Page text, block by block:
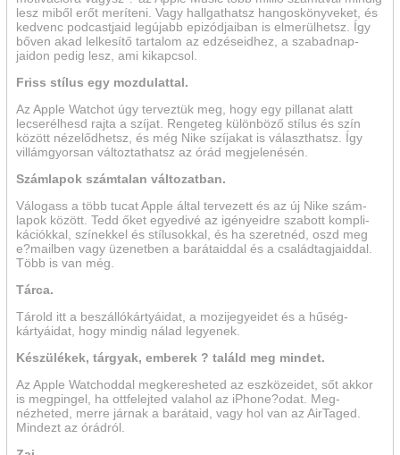
lesz miből erőt meríteni. Vagy hallgat­hatsz hangos­könyveket, és
kedvenc podcast­jaid legújabb epizód­jai­ban is elmerülhetsz. Így
bőven akad lelkesítő tartalom az edzéseidhez, a szabad­nap­
jaidon pedig lesz, ami kikapcsol.
Friss stílus egy mozdulattal.
Az Apple Watchot úgy ter­vez­tük meg, hogy egy pillanat alatt
lecserélhesd rajta a szíjat. Rengeteg különböző stílus és szín
között nézelőd­hetsz, és még Nike szíjakat is választ­hatsz. Így
villám­gyorsan változtathatsz az órád megjelenésén.
Számlapok számtalan változatban.
Válogass a több tucat Apple által tervezett és az új Nike szám­
lapok között. Tedd őket egyedivé az igényeidre szabott kompli­
kációkkal, színekkel és stílu­sokkal, és ha szeretnéd, oszd meg
e?mailben vagy üzenetben a barátaiddal és a család­tagjaiddal.
Több is van még.
Tárca.
Tárold itt a beszálló­kártyáidat, a mozi­jegyeidet és a hűség­
kártyáidat, hogy mindig nálad legyenek.
Készülékek, tárgyak, emberek ? találd meg mindet.
Az Apple Watchoddal megkeresheted az eszközeidet, sőt akkor
is megpingel, ha ottfelejted valahol az iPhone?odat. Meg­
nézheted, merre járnak a barátaid, vagy hol van az AirTaged.
Mindezt az órádról.